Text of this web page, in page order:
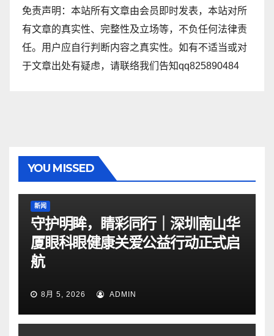
免责声明：本站所有文章由会员即时发表，本站对所
有文章的真实性、完整性及立场等，不负任何法律责
任。用户应自行判断内容之真实性。如有不适当或对
于文章出处有疑虑，请联络我们告知qq825890484
YOU MISSED
新闻
守护明眸，睛彩同行｜深圳南山华
厦眼科眼健康关爱公益行动正式启
航
8月 5, 2026 ADMIN